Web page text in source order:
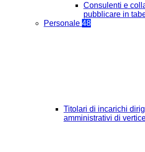
Consulenti e
pubblicare in
Personale 48
Titolari di incarichi
amministrativi di